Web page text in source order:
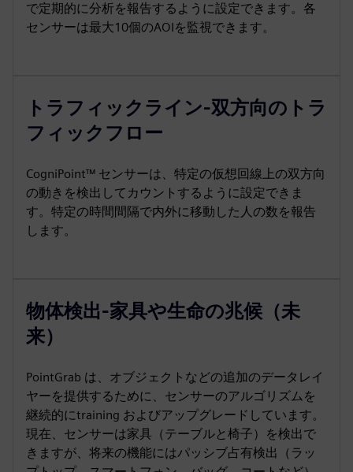
で定期的に分析を報告するように設定できます。各
センサーは最大10個のAOIを監視できます。
トラフィックライン-双方向のトラ
フィックフロー
CogniPoint™ センサーは、特定の仮想回線上の双方向
の動きを検出してカウントするように設定できま
す。特定の時間間隔で内外に移動した人の数を報告
します。
物体検出-家具や生命の兆候（未
来）
PointGrab は、オブジェクトなどの追加のデータレイ
ヤーを提供するために、センサーのアルゴリズムを
継続的にtraining およびアップグレードしています。
現在、センサーは家具（テーブルと椅子）を検出で
きますが、将来の機能にはパッシブ占有検出（ラッ